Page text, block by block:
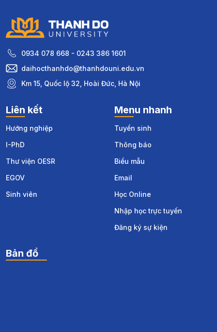
0934 078 668 - 0243 386 1601
daihocthanhdo@thanhdouni.edu.vn
Km 15, Quốc lộ 32, Hoài Đức, Hà Nội
Liên kết
Hướng nghiệp
I-PhD
Thư viện OESR
EGOV
Sinh viên
Menu nhanh
Tuyển sinh
Thông báo
Biểu mẫu
Email
Học Online
Nhập học trực tuyến
Đăng ký sự kiện
Bản đồ